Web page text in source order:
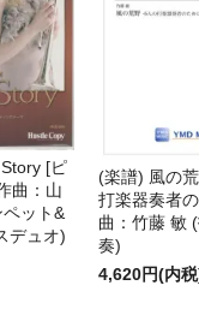
[ピ
曲：山
ット&
デュオ)
(楽譜) 風の
打楽器奏者
曲：竹藤 敏
奏)
4,620円(内